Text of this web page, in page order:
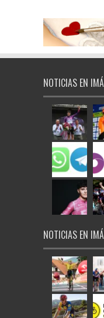
NOTICIAS EN
NOTICIAS EN